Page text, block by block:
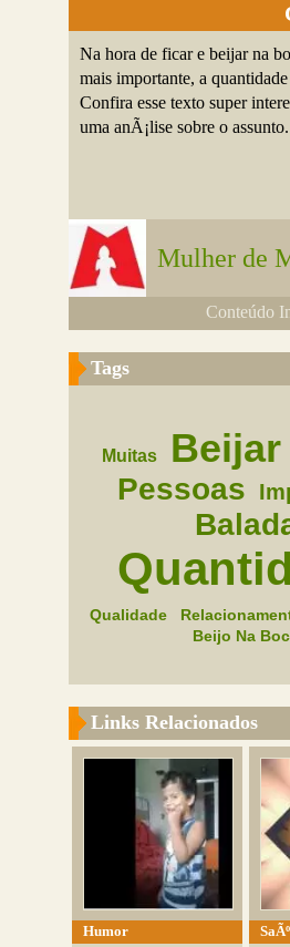
Na hora de ficar e beijar na
mais importante, a
Confira esse texto super
uma anÃ¡lise sobre o assunto.
Mulher de
Conteúdo
Tags
Muitas Beijar
Pessoas
Qualidade
Beijo Na
Links Relacionados
Humor